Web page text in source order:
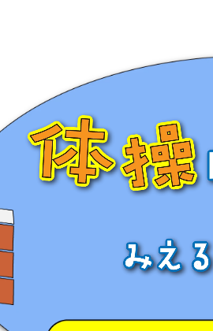
2024. 1. 19 『 北九州初！大
2024. 1. 11 『 ２月からレッ
2023. 12. 27『 ２月から新し
2023. 12. 27『 大会結果を更
2023. 8. 18『夏休み期間の施